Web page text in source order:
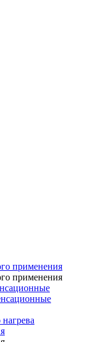
применения
применения